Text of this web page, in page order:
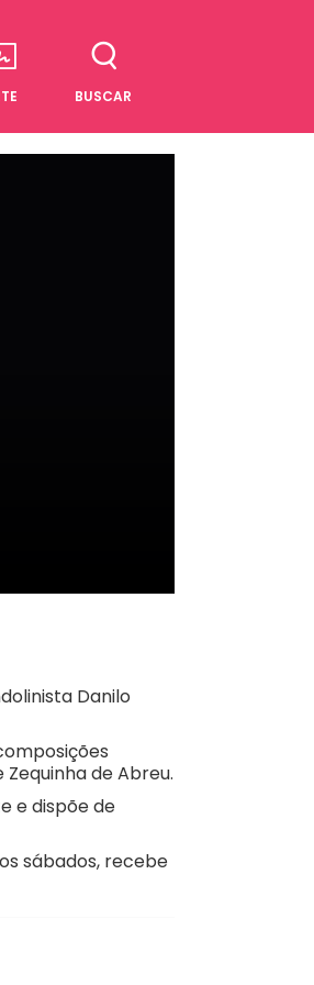
BUSCAR
Danilo
Zequinha de Abreu.
e dispõe de
sábados, recebe